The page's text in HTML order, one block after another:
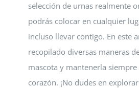
selección de urnas realmente
podrás colocar en cualquier
incluso llevar contigo. En este
recopilado diversas maneras
mascota y mantenerla
corazón. ¡No dudes en